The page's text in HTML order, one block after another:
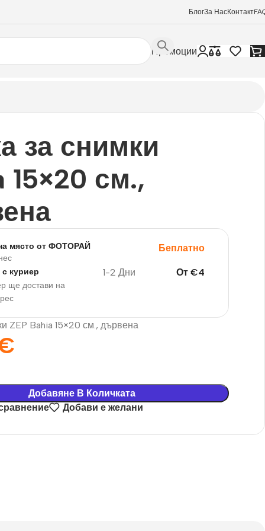
БлогЗа НасКонтакт
Промоции
за снимки
15×20 см.,
място от ФОТОРАЙ
Беплатно
куриер
ще достави на
1-2 Дни От €4
ZEP Bahia 15×20 см., дървена
Добавяне В Количката
Добави е желани